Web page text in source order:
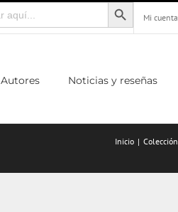
Mi cuenta
Autores Noticias y reseñas
Inicio Colección